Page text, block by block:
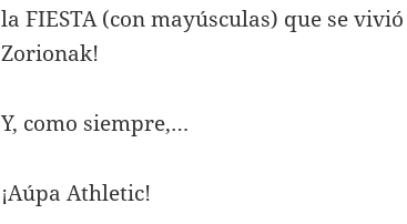
la FIESTA (con mayúsculas) que se
Zorionak!
Y, como siempre,…
¡Aúpa Athletic!